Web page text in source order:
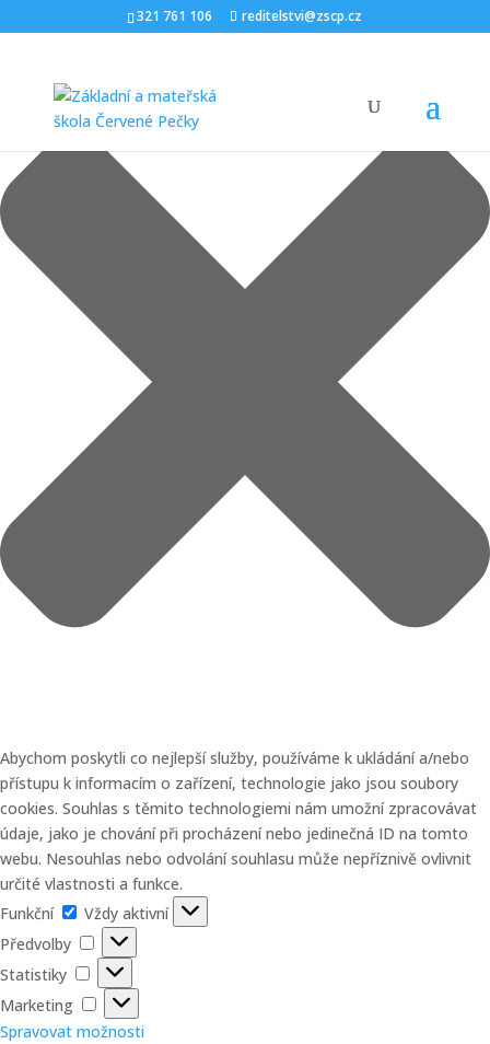
Spravovat Souhlas
Abychom poskytli co nejlepší služby, používáme k ukládání a/nebo
přístupu k informacím o zařízení, technologie jako jsou soubory
cookies. Souhlas s těmito technologiemi nám umožní zpracovávat
údaje, jako je chování při procházení nebo jedinečná ID na tomto
webu. Nesouhlas nebo odvolání souhlasu může nepříznivě ovlivnit
určité vlastnosti a funkce.
Funkční
Funkční
Vždy aktivní
Předvolby
Předvolby
Statistiky
Statistiky
Marketing
Marketing
Spravovat možnosti
321 761 106 reditelstvi@zscp.cz